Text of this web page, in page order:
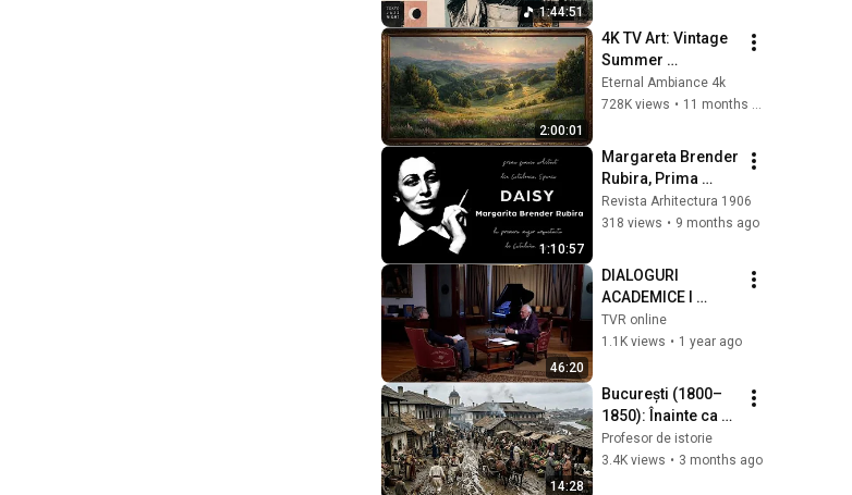
1:44:51
2:00:01
4K TV Art: Vintage
Summer
Landscape with
Gold Frame |
Screensaver
Eternal Ambiance 4k
728K views • 11 months ago
1:10:57
Margareta Brender
Rubira, Prima
Femeie Arhitect
din Catalonia |
Adrian
Revista Arhitectura 1906
318 views • 9 months ago
46:20
DIALOGURI
ACADEMICE I
Criticul şi istoricul
SORIN
invitatul acad.
MIRCEA DUMITRU
TVR online
1.1K views • 1 year ago
14:28
București (1800–
1850): Înainte ca
Parisul Estului să
Existe cu Adevărat
Profesor de istorie
3.4K views • 3 months ago